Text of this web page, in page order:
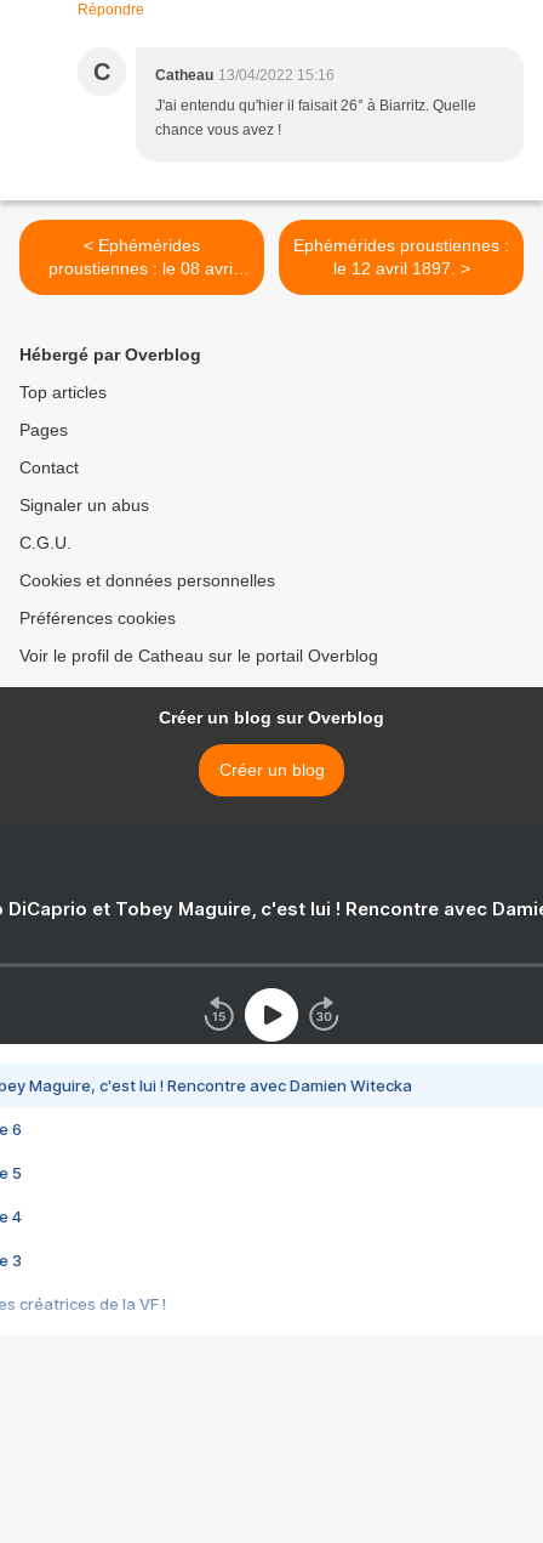
Répondre
C Catheau 13/04/2022 15:16
J'ai entendu qu'hier il faisait 26° à Biarritz. Quelle
chance vous avez !
< Ephémérides
proustiennes : le 08 avril
1904.
Ephémérides proustiennes :
le 12 avril 1897. >
Hébergé par Overblog
Top articles
Pages
Contact
Signaler un abus
C.G.U.
Cookies et données personnelles
Préférences cookies
Voir le profil de Catheau sur le portail Overblog
Créer un blog sur Overblog
Créer un blog
DiCaprio et Tobey Maguire, c'est lui ! Rencontre avec
Maguire, c'est lui ! Rencontre avec Damien Witecka
6
5
4
3
créatrices de la VF !